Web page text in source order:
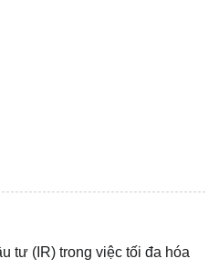
tư (IR) trong việc tối đa hóa